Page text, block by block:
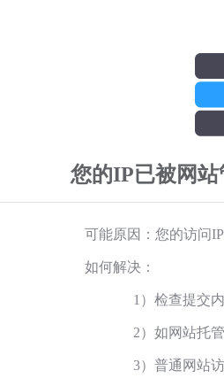
您的IP已被网
可能原因：您的访问
如何解决：
1）检查提交
2）如网站托
3）普通网站